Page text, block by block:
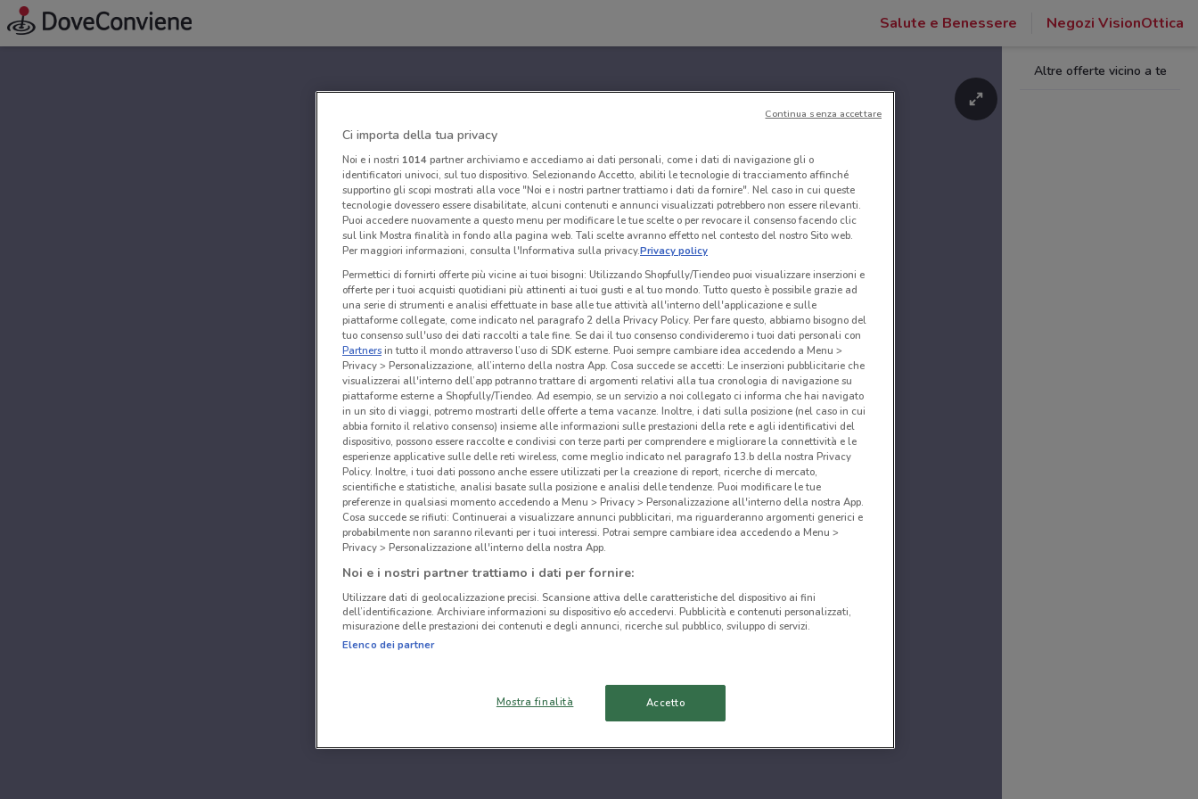
Salute e Benessere Negozi VisionOttica
Altre offerte vicino a te
Ci importa della tua privacy
Noi e i nostri 1014partner archiviamo e accediamo ai dati personali, come i dati di navigazione gli o
identificatori univoci, sul tuo dispositivo. Selezionando Accetto, abiliti le tecnologie di tracciamento affinché
supportino gli scopi mostrati alla voce "Noi e i nostri partner trattiamo i dati da fornire". Nel caso in cui queste
tecnologie dovessero essere disabilitate, alcuni contenuti e annunci visualizzati potrebbero non essere rilevanti.
Puoi accedere nuovamente a questo menu per modificare le tue scelte o per revocare il consenso facendo clic
sul link Mostra finalità in fondo alla pagina web. Tali scelte avranno effetto nel contesto del nostro Sito web.
Per maggiori informazioni, consulta l'Informativa sulla privacy.Privacy policy
Permettici di fornirti offerte più vicine ai tuoi bisogni: Utilizzando Shopfully/Tiendeo puoi visualizzare inserzioni e
offerte per i tuoi acquisti quotidiani più attinenti ai tuoi gusti e al tuo mondo. Tutto questo è possibile grazie ad
una serie di strumenti e analisi effettuate in base alle tue attività all'interno dell'applicazione e sulle
piattaforme collegate, come indicato nel paragrafo 2 della Privacy Policy. Per fare questo, abbiamo bisogno del
tuo consenso sull'uso dei dati raccolti a tale fine. Se dai il tuo consenso condivideremo i tuoi dati personali con
Partnersin tutto il mondo attraverso l’uso di SDK esterne. Puoi sempre cambiare idea accedendo a Menu >
Privacy > Personalizzazione, all’interno della nostra App. Cosa succede se accetti: Le inserzioni pubblicitarie che
visualizzerai all'interno dell’app potranno trattare di argomenti relativi alla tua cronologia di navigazione su
piattaforme esterne a Shopfully/Tiendeo. Ad esempio, se un servizio a noi collegato ci informa che hai navigato
in un sito di viaggi, potremo mostrarti delle offerte a tema vacanze. Inoltre, i dati sulla posizione (nel caso in cui
abbia fornito il relativo consenso) insieme alle informazioni sulle prestazioni della rete e agli identificativi del
dispositivo, possono essere raccolte e condivisi con terze parti per comprendere e migliorare la connettività e le
esperienze applicative sulle delle reti wireless, come meglio indicato nel paragrafo 13.b della nostra Privacy
Policy. Inoltre, i tuoi dati possono anche essere utilizzati per la creazione di report, ricerche di mercato,
scientifiche e statistiche, analisi basate sulla posizione e analisi delle tendenze. Puoi modificare le tue
preferenze in qualsiasi momento accedendo a Menu > Privacy > Personalizzazione all'interno della nostra App.
Cosa succede se rifiuti: Continuerai a visualizzare annunci pubblicitari, ma riguarderanno argomenti generici e
probabilmente non saranno rilevanti per i tuoi interessi. Potrai sempre cambiare idea accedendo a Menu >
Privacy > Personalizzazione all'interno della nostra App.
Noi e i nostri partner trattiamo i dati per fornire:
Utilizzare dati di geolocalizzazione precisi. Scansione attiva delle caratteristiche del dispositivo ai fini
dell’identificazione. Archiviare informazioni su dispositivo e/o accedervi. Pubblicità e contenuti personalizzati,
misurazione delle prestazioni dei contenuti e degli annunci, ricerche sul pubblico, sviluppo di servizi.
Elenco dei partner
Mostra finalità Accetto
Continua senza accettare